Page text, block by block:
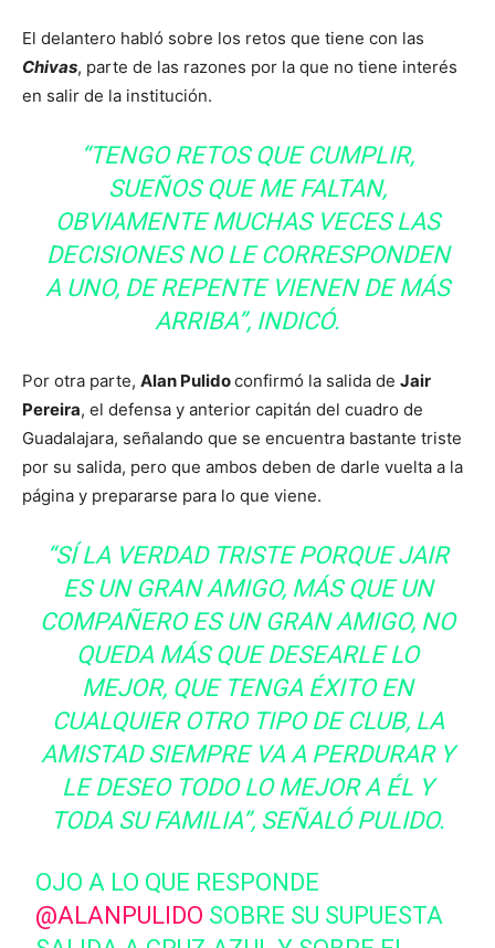
El delantero habló sobre los retos que tiene con las
Chivas, parte de las razones por la que no tiene interés
en salir de la institución.
“TENGO RETOS QUE CUMPLIR,
SUEÑOS QUE ME FALTAN,
OBVIAMENTE MUCHAS VECES LAS
DECISIONES NO LE CORRESPONDEN
A UNO, DE REPENTE VIENEN DE MÁS
ARRIBA”, INDICÓ.
Por otra parte, Alan Pulidoconfirmó la salida de Jair
Pereira, el defensa y anterior capitán del cuadro de
Guadalajara, señalando que se encuentra bastante triste
por su salida, pero que ambos deben de darle vuelta a la
página y prepararse para lo que viene.
“SÍ LA VERDAD TRISTE PORQUE JAIR
ES UN GRAN AMIGO, MÁS QUE UN
COMPAÑERO ES UN GRAN AMIGO, NO
QUEDA MÁS QUE DESEARLE LO
MEJOR, QUE TENGA ÉXITO EN
CUALQUIER OTRO TIPO DE CLUB, LA
AMISTAD SIEMPRE VA A PERDURAR Y
LE DESEO TODO LO MEJOR A ÉL Y
TODA SU FAMILIA”, SEÑALÓ PULIDO.
OJO A LO QUE RESPONDE
@ALANPULIDO SOBRE SU SUPUESTA